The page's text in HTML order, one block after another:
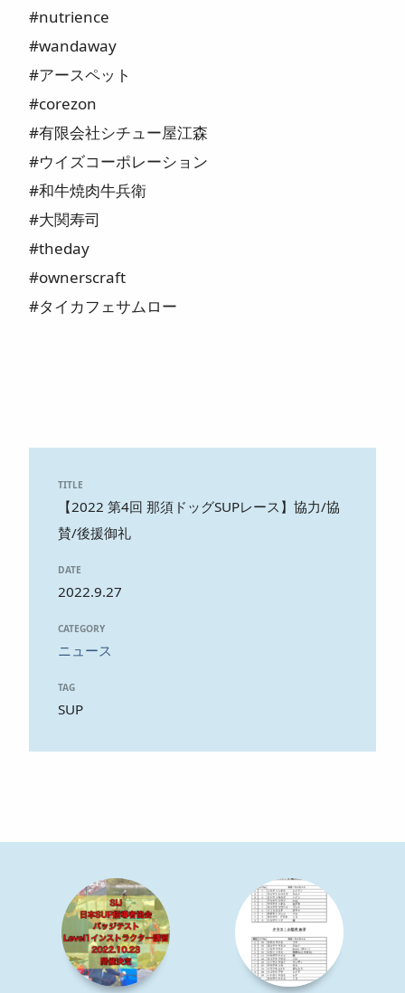
#nutrience
#wandaway
#アースペット
#corezon
#有限会社シチュー屋江森
#ウイズコーポレーション
#和牛焼肉牛兵衛
#大関寿司
#theday
#ownerscraft
#タイカフェサムロー
TITLE
【2022 第4回 那須ドッグSUPレース】協力/協
賛/後援御礼
DATE
2022.9.27
CATEGORY
ニュース
TAG
SUP